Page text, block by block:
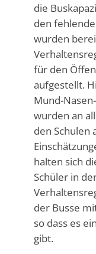
die
den
wurden
für den
aufgestellt.
Mund-
wurden an
den Schulen
halten sich
Schüler in
der Busse
so dass es
gibt.